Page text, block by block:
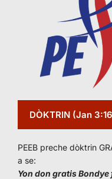
DÒKTRIN (Jan
PEEB preche dòktrin
a se:
Yon don gratis Bondye